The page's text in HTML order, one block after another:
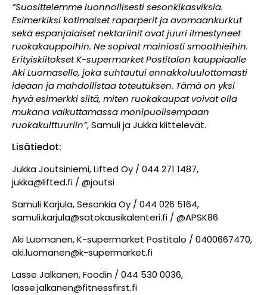
”Suosittelemme luonnollisesti sesonkikasviksia.
Esimerkiksi kotimaiset raparperit ja avomaankurkut
sekä espanjalaiset nektariinit ovat juuri ilmestyneet
ruokakauppoihin. Ne sopivat mainiosti smoothieihin.
Erityiskiitokset K-supermarket Postitalon kauppiaalle
Aki Luomaselle, joka suhtautui ennakkoluulottomasti
ideaan ja mahdollistaa toteutuksen. Tämä on yksi
hyvä esimerkki siitä, miten ruokakaupat voivat olla
mukana vaikuttamassa monipuolisempaan
ruokakulttuuriin”, Samuli ja Jukka kiittelevät.
Lisätiedot:
Jukka Joutsiniemi, Lifted Oy / 044 271 1487,
jukka@lifted.fi / @joutsi
Samuli Karjula, Sesonkia Oy / 044 026 5164,
samuli.karjula@satokausikalenteri.fi / @APSK86
Aki Luomanen, K-supermarket Postitalo / 0400667470,
aki.luomanen@k-supermarket.fi
Lasse Jalkanen, Foodin / 044 530 0036,
lasse.jalkanen@fitnessfirst.fi